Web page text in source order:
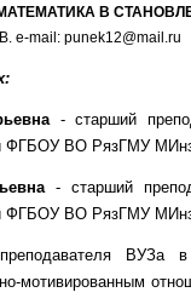
В
e-mail: punek12@mail.ru
- старший
ФГБОУ ВО РязГМУ
- старший
ФГБОУ ВО РязГМУ
ВУЗа
мотивированным